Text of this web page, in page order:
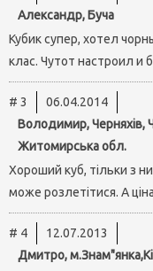
Александр, Буча
Кубик супер, хотел
клас. Чутот настроил и
# 3
06.04.2014
Володимир, Черняхів,
Житомирська обл.
Хороший куб, тільки з
може розлетітися. А
# 4
12.07.2013
Дмитро,